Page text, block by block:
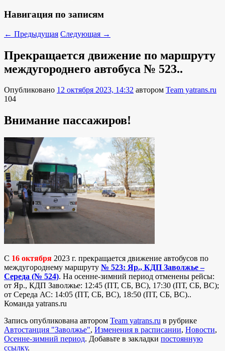
Навигация по записям
← Предыдущая Следующая →
Прекращается движение по маршруту
междугороднего автобуса № 523..
Опубликовано 12 октября 2023, 14:32 автором Team yatrans.ru
104
Внимание пассажиров!
С 16 октября 2023 г. прекращается движение автобусов по
междугороднему маршруту № 523: Яр., КДП Заволжье –
Середа (№ 524). На осенне-зимний период отменены рейсы:
от Яр., КДП Заволжье: 12:45 (ПТ, СБ, ВС), 17:30 (ПТ, СБ, ВС);
от Середа АС: 14:05 (ПТ, СБ, ВС), 18:50 (ПТ, СБ, ВС)..
Команда yatrans.ru
Запись опубликована автором Team yatrans.ru в рубрике
Автостанция "Заволжье", Изменения в расписании, Новости,
Осенне-зимний период. Добавьте в закладки постоянную
ссылку.